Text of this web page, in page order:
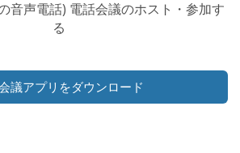
音声電話) 電話会議のホスト・参加す
る
議アプリをダウンロード